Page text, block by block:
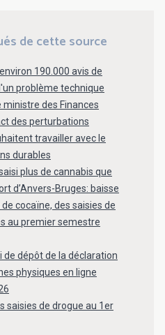
de cette source
190.000 avis de
problème technique
ministre des Finances
des perturbations
travailler avec le
durables
plus de cannabis que
d’Anvers-Bruges: baisse
cocaïne, des saisies de
au premier semestre
de dépôt de la déclaration
physiques en ligne
saisies de drogue au 1er